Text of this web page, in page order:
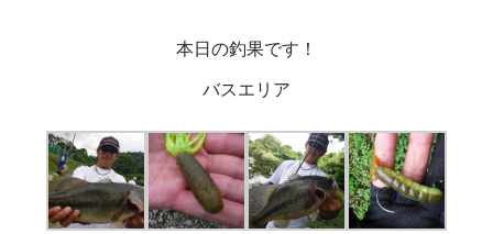
本日の釣果です！
バスエリア